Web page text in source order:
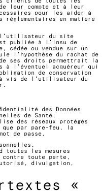
leur compte et à leur
pour les aider à
en matière
l'utilisateur du site
publiée à l'insu de
ou vendue sur un
l'hypothèse du rachat de
ses droits permettrait la
à l'éventuel acquéreur qui
de conservation
à vis de l'utilisateur du
.
des Données
de Santé,
des réseaux protégés
par pare-feu, la
de passe.
toutes les mesures
contre toute perte,
divulgation,
«